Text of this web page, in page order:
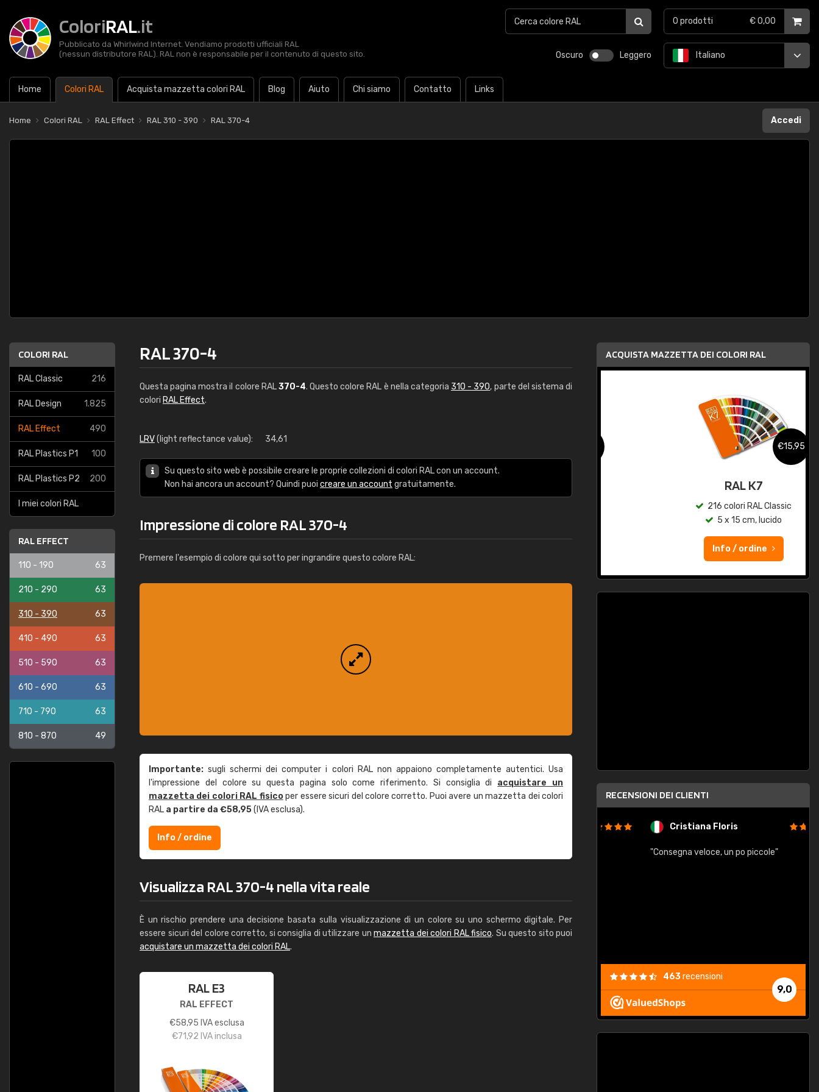
ColoriRAL.it
Pubblicato da Whirlwind Internet. Vendiamo prodotti ufficiali RAL
(nessun distributore RAL). RAL non è responsabile per il contenuto di questo sito.
Oscuro Leggero
Home Colori RAL Acquista mazzetta colori RAL Blog Aiuto Chi siamo Contatto Links
Italiano
0 prodotti € 0,00
Home Colori RAL RAL Effect RAL 310 - 390 RAL 370-4 Accedi
COLORI RAL
RAL Classic 216
RAL Design 1.825
RAL Effect 490
RAL Plastics P1 100
RAL Plastics P2 200
I miei colori RAL
RAL EFFECT
110 - 190 63
210 - 290 63
310 - 390 63
410 - 490 63
510 - 590 63
610 - 690 63
710 - 790 63
810 - 870 49
RAL 370-4
Questa pagina mostra il colore RAL370-4. Questo colore RAL è nella categoria 310 - 390, parte del sistema di
colori RAL Effect.
LRV(light reflectance value): 34,61
Su questo sito web è possibile creare le proprie collezioni di colori RAL con un account.
Non hai ancora un account? Quindi puoi creare un account gratuitamente.
Impressione di colore RAL 370-4
Premere l'esempio di colore qui sotto per ingrandire questo colore RAL:
Importante: sugli schermi dei computer i colori RAL non appaiono completamente autentici. Usa
l'impressione del colore su questa pagina solo come riferimento. Si consiglia di acquistare un
mazzetta dei colori RAL fisicoper essere sicuri del colore corretto. Puoi avere un mazzetta dei colori
RAL a partire da €58,95(IVA esclusa).
Info / ordine
Visualizza RAL 370-4 nella vita reale
È un rischio prendere una decisione basata sulla visualizzazione di un colore su uno schermo digitale. Per
essere sicuri del colore corretto, si consiglia di utilizzare un mazzetta dei colori RAL fisico. Su questo sito puoi
acquistare un mazzetta dei colori RAL.
RAL E3
RAL EFFECT
€58,95 IVA esclusa
€71,92 IVA inclusa
ACQUISTA MAZZETTA DEI COLORI RAL
RAL K7 a base d'acqua
€15,95
216 colori RAL Classic
5 x 15 cm, lucido
Info / ordine
RECENSIONI DEI CLIENTI
Cristiana Floris
"Consegna veloce, un po piccole"
9,0
463recensioni